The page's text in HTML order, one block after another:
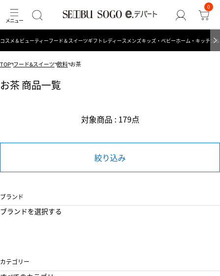
0
コスメ＆ビューティーフード＆スイーツギフト レディース メンズキッズ・ベビーホーム・キッチン
TOP フード&スイーツ 飲料 お茶
お茶 商品一覧
対象商品 : 179点
絞り込み
ブランド
ブランドを選択する
カテゴリー